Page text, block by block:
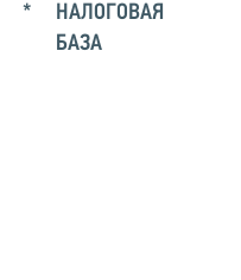
*
НАЛОГОВАЯ
БАЗА